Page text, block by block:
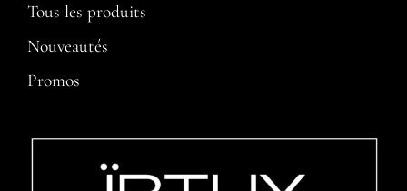
Tous les produits
Nouveautés
Promos